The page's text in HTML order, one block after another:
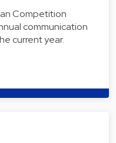
Competition
communication
current year.